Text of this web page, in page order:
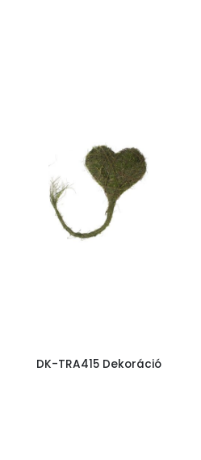
DK-TRA415 Dekoráció